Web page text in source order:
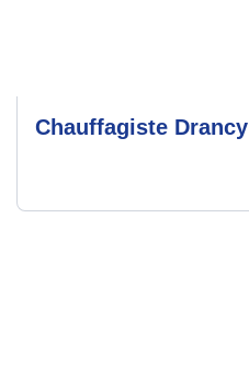
Chauffagiste Drancy